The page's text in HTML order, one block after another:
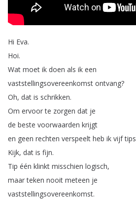
Hi Eva.
Hoi.
Wat moet ik doen als ik een
vaststellingsovereenkomst ontvang?
Oh, dat is schrikken.
Om ervoor te zorgen dat je
de beste voorwaarden krijgt
en geen rechten verspeelt heb ik vijf tips
Kijk, dat is fijn.
Tip één klinkt misschien logisch,
maar teken nooit meteen je
vaststellingsovereenkomst.